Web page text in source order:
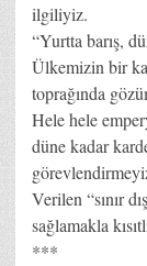
ilgiliyiz.
“Yurtta barış,
Ülkemizin bir
toprağında
Hele hele
düne kadar
Verilen “sınır
sağlamakla
***